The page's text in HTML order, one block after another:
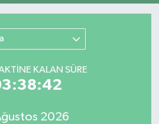
KALAN SÜRE
2026